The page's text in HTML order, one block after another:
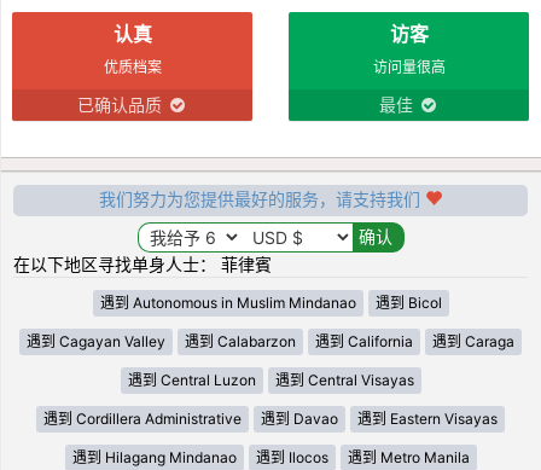
认真
优质档案
已确认品质
访客
访问量很高
最佳
我们努力为您提供最好的服务，请支持我们
在以下地区寻找单身人士： 菲律賓
遇到 Autonomous in Muslim Mindanao 遇到 Bicol
遇到 Cagayan Valley 遇到 Calabarzon 遇到 California 遇到 Caraga
遇到 Central Luzon 遇到 Central Visayas
遇到 Cordillera Administrative 遇到 Davao 遇到 Eastern Visayas
遇到 Hilagang Mindanao 遇到 Ilocos 遇到 Metro Manila